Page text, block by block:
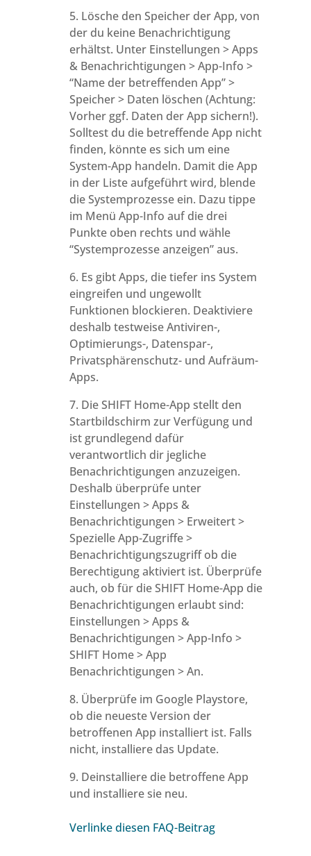
5. Lösche den Speicher der App, von
der du keine Benachrichtigung
erhältst. Unter Einstellungen > Apps
& Benachrichtigungen > App-Info >
“Name der betreffenden App” >
Speicher > Daten löschen (Achtung:
Vorher ggf. Daten der App sichern!).
Solltest du die betreffende App nicht
finden, könnte es sich um eine
System-App handeln. Damit die App
in der Liste aufgeführt wird, blende
die Systemprozesse ein. Dazu tippe
im Menü App-Info auf die drei
Punkte oben rechts und wähle
“Systemprozesse anzeigen” aus.
6. Es gibt Apps, die tiefer ins System
eingreifen und ungewollt
Funktionen blockieren. Deaktiviere
deshalb testweise Antiviren-,
Optimierungs-, Datenspar-,
Privatsphärenschutz- und Aufräum-
Apps.
7. Die SHIFT Home-App stellt den
Startbildschirm zur Verfügung und
ist grundlegend dafür
verantwortlich dir jegliche
Benachrichtigungen anzuzeigen.
Deshalb überprüfe unter
Einstellungen > Apps &
Benachrichtigungen > Erweitert >
Spezielle App-Zugriffe >
Benachrichtigungszugriff ob die
Berechtigung aktiviert ist. Überprüfe
auch, ob für die SHIFT Home-App die
Benachrichtigungen erlaubt sind:
Einstellungen > Apps &
Benachrichtigungen > App-Info >
SHIFT Home > App
Benachrichtigungen > An.
8. Überprüfe im Google Playstore,
ob die neueste Version der
betroffenen App installiert ist. Falls
nicht, installiere das Update.
9. Deinstalliere die betroffene App
und installiere sie neu.
Verlinke diesen FAQ-Beitrag